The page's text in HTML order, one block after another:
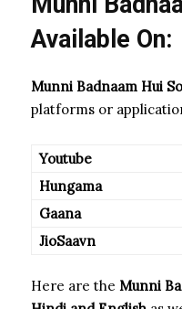
Available On:
Munni Badnaam Hui
platforms or
Youtube
Hungama
Gaana
JioSaavn
Here are the Munni